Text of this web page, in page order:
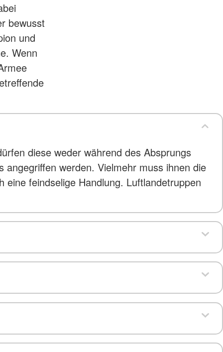
bewusst
und
Wenn
diese weder während des Absprungs
werden. Vielmehr muss ihnen die
feindselige Handlung. Luftlandetruppen